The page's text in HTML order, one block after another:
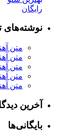
تازه
متن آهنگ نگار
متن آهنگ خنده
متن آهنگ دریا
متن آهنگ
متن آهنگ چرا
دیدگاه‌ها